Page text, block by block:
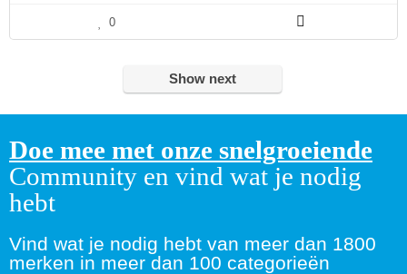
0
Show next
Doe mee met onze snelgroeiende
Community en vind wat je nodig
hebt
Vind wat je nodig hebt van meer dan 1800
merken in meer dan 100 categorieën